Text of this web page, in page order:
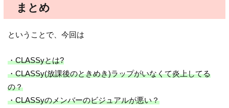
まとめ
ということで、今回は
・CLASSyとは?
・CLASSy(放課後のときめき)ラップがいなくて炎上してる
の？
・CLASSyのメンバーのビジュアルが悪い？